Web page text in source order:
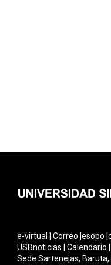
e-virtual |Correo |esopo |
USBnoticias |Calendario
Sede Sartenejas,